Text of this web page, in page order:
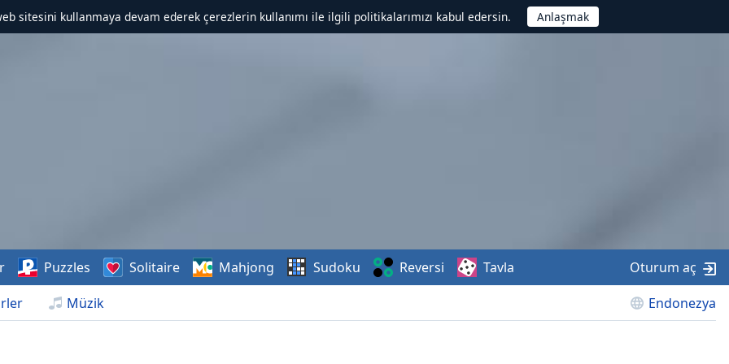
sitesini kullanmaya devam ederek çerezlerin kullanımı ile ilgili politikalarımızı kabul edersin.
Müzik Endonezya
Puzzles Solitaire Mahjong Sudoku Reversi Tavla Oturum aç